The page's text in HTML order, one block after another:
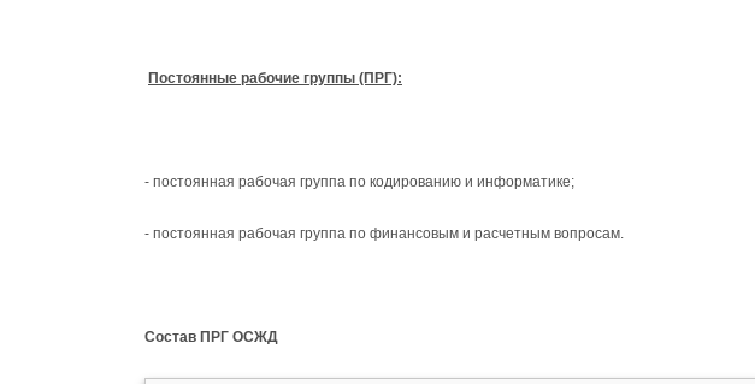
Постоянные рабочие группы (ПРГ):
- постоянная рабочая группа по кодированию и информатике;
- постоянная рабочая группа по финансовым и расчетным вопросам.
Состав ПРГ ОСЖД